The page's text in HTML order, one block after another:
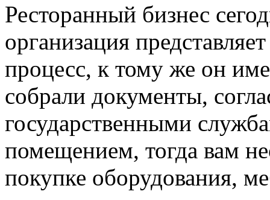
Ресторанный бизнес
организация
процесс, к тому же он
собрали документы,
государственными
помещением, тогда вам
покупке оборудования,